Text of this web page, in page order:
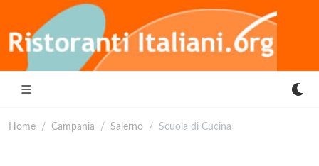
Home Campania Salerno Scuola di Cucina